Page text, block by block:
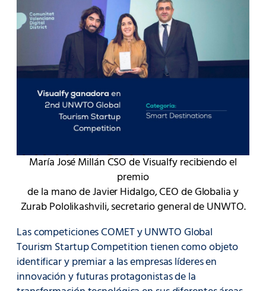
María José Millán CSO de Visualfy recibiendo el
premio
de la mano de Javier Hidalgo, CEO de Globalia y
Zurab Pololikashvili, secretario general de UNWTO.
Las competiciones COMET y UNWTO Global
Tourism Startup Competition tienen como objeto
identificar y premiar a las empresas líderes en
innovación y futuras protagonistas de la